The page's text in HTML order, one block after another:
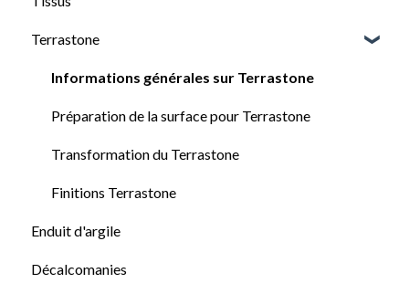
peint
Conseils pour la pose du papier peint
Vidéos de présentation : Tapisserie
Préparation du support
Traitement et conseils
Terrastone
Informations générales sur Terrastone
Préparation de la surface pour Terrastone
Transformation du Terrastone
Finitions Terrastone
Enduit d'argile
Décalcomanies